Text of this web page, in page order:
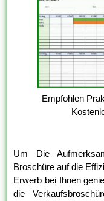
Empfohlen
Um Die
Broschüre auf die
Erwerb bei Ihnen
die